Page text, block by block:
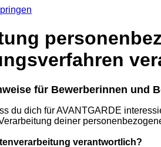
für Bewerberinnen und
du dich für AVANTGARDE
deiner
verantwortlich?